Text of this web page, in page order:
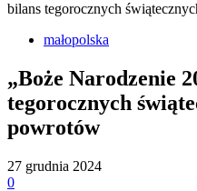
bilans tegorocznych
małopolska
„Boże Narodzenie
tegorocznych
powrotów
27 grudnia 2024
0